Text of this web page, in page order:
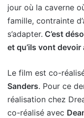
jour où la caverne
famille, contrainte
s’adapter. C’est
et qu’ils vont
Le film est co-
Sanders. Pour ce
réalisation chez
co-réalisé avec